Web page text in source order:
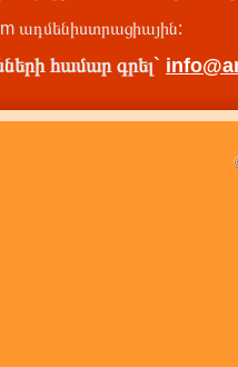
ադմենիստրացիային:
համար գրել`